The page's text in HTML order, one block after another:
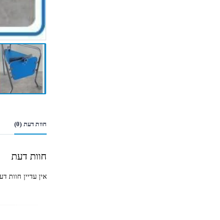
חוות דעת (0)
חוות דעת
אין עדיין חוות